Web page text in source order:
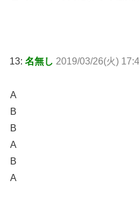
13: 名無し 2019/03/26(火)
A
B
B
A
B
A